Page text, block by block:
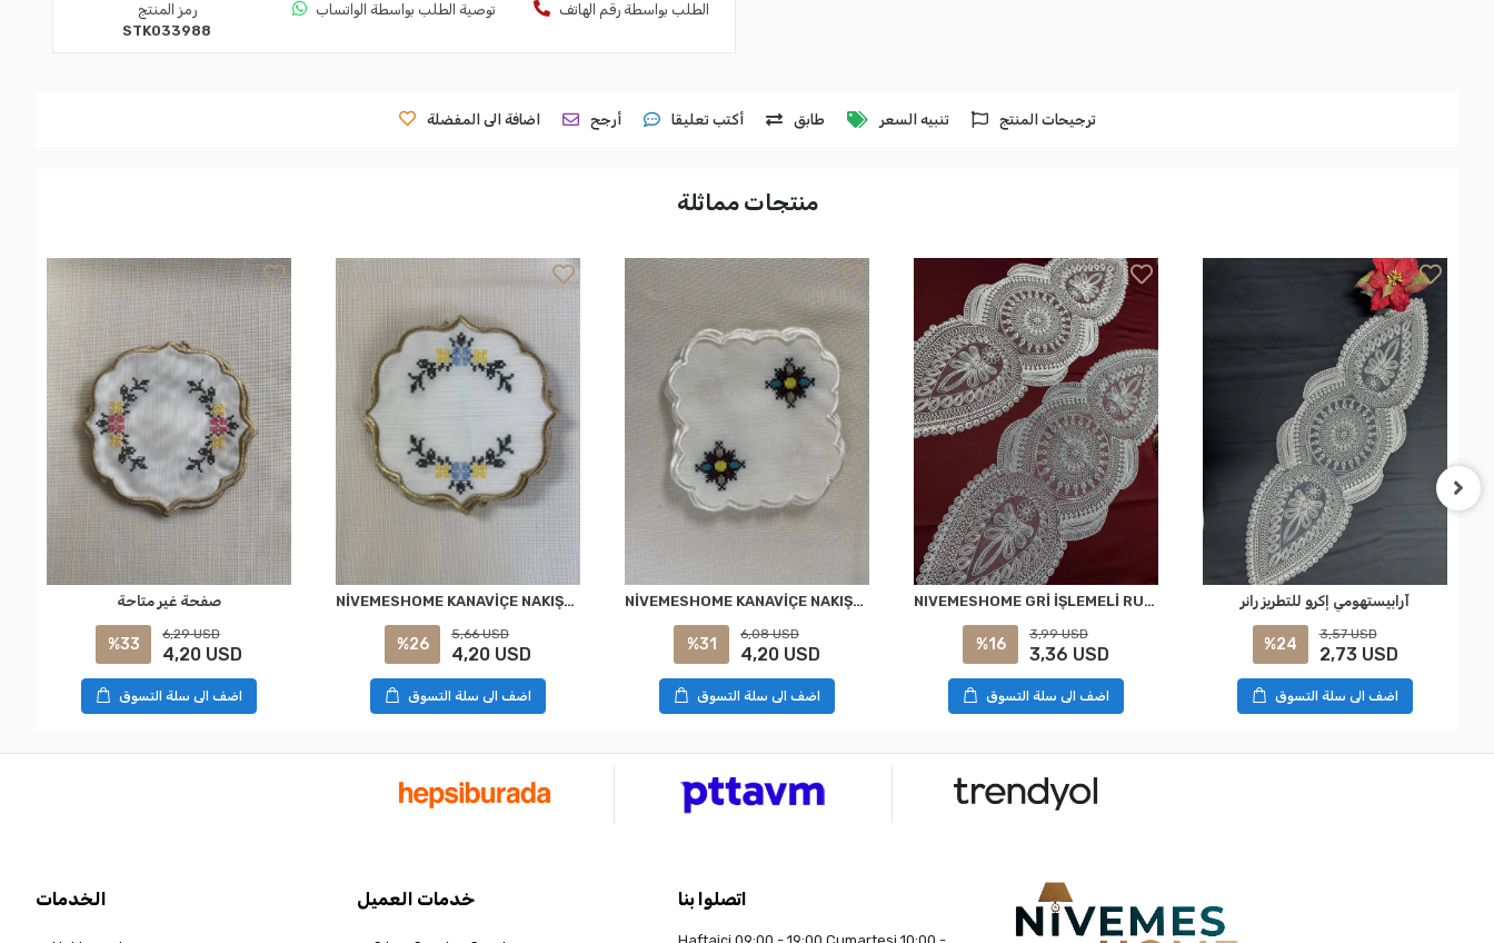
رمز المنتج
STK033988
توصية الطلب بواسطة الواتساب الطلب بواسطة رقم الهاتف
اضافة الى المفضلة أرجح أكتب تعليقا طابق تنبيه السعر ترجيحات المنتج
منتجات مماثلة
صفحة غير متاحة
%33
6,29 USD
4,20 USD
اضف الى سلة التسوق
NİVEMESHOME KANAVİÇE NAKIŞLI SARI-MAVİ OVAL (6 ADET) KETEN KOKTEYL PEÇETESİ KAHVE YANI SUNUMLUK
%26
5,66 USD
4,20 USD
اضف الى سلة التسوق
NİVEMESHOME KANAVİÇE NAKIŞLI KARE (6 ADET) KETEN KOKTEYL PEÇETESİ KAHVE YANI SUNUMLUK
%31
6,08 USD
4,20 USD
اضف الى سلة التسوق
NIVEMESHOME GRİ İŞLEMELİ RUNNER
%16
3,99 USD
3,36 USD
اضف الى سلة التسوق
آرابيستهومي إكرو للتطريز رانر
%24
3,57 USD
2,73 USD
اضف الى سلة التسوق
الخدمات خدمات العميل اتصلوا بنا